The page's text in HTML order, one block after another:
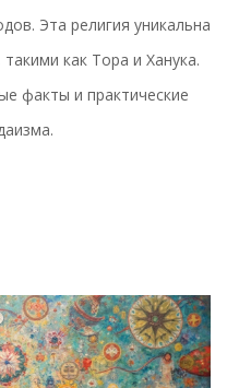
Эта религия уникальна
как Тора и Ханука.
факты и практические